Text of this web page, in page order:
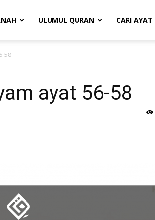
ULUMUL QURAN CARI AYAT
58
ayat 56-58